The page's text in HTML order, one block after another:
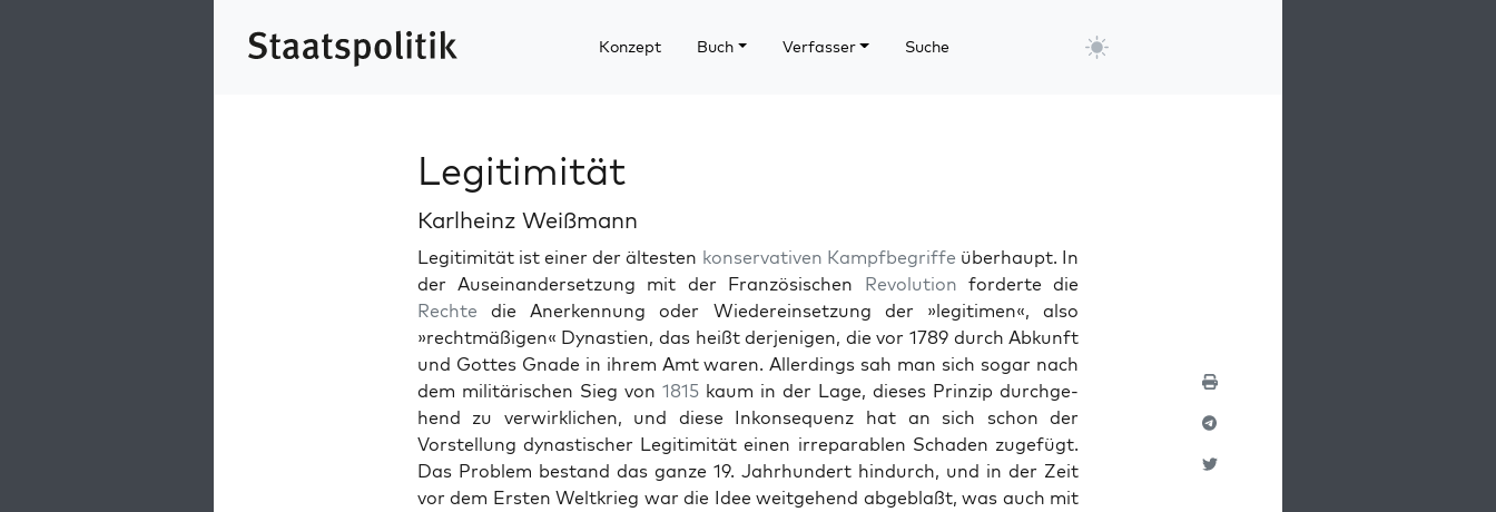
Konzept Buch Verfasser Suche
Legitimität
Karlheinz Weißmann
Legit­im­ität ist ein­er der ältesten kon­ser­v­a­tiv­en Kampf­be­griffe über­haupt. In
der Auseinan­der­set­zung mit der Franzö­sis­chen Rev­o­lu­tion forderte die
Rechte die Anerken­nung oder Wiedere­in­set­zung der »legit­i­men«, also
»recht­mäßi­gen« Dynas­tien, das heißt der­jeni­gen, die vor 1789 durch Abkun­ft
und Gottes Gnade in ihrem Amt waren. Allerd­ings sah man sich sog­ar nach
dem mil­itärischen Sieg von 1815kaum in der Lage, dieses Prinzip durchge­
hend zu ver­wirk­lichen, und diese Inkon­se­quenz hat an sich schon der
Vorstel­lung dynas­tis­ch­er Legit­im­ität einen irrepara­blen Schaden zuge­fügt.
Das Prob­lem bestand das ganze 19. Jahrhun­dert hin­durch, und in der Zeit
vor dem Ersten Weltkrieg war die Idee weit­ge­hend abge­blaßt, was auch mit